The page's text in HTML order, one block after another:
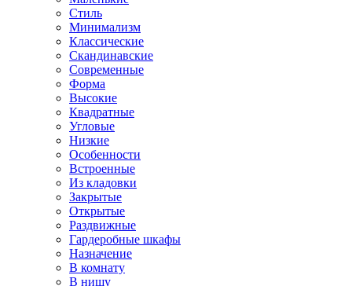
Стиль
Минимализм
Классические
Скандинавские
Современные
Форма
Высокие
Квадратные
Угловые
Низкие
Особенности
Встроенные
Из кладовки
Закрытые
Открытые
Раздвижные
Гардеробные шкафы
Назначение
В комнату
В нишу